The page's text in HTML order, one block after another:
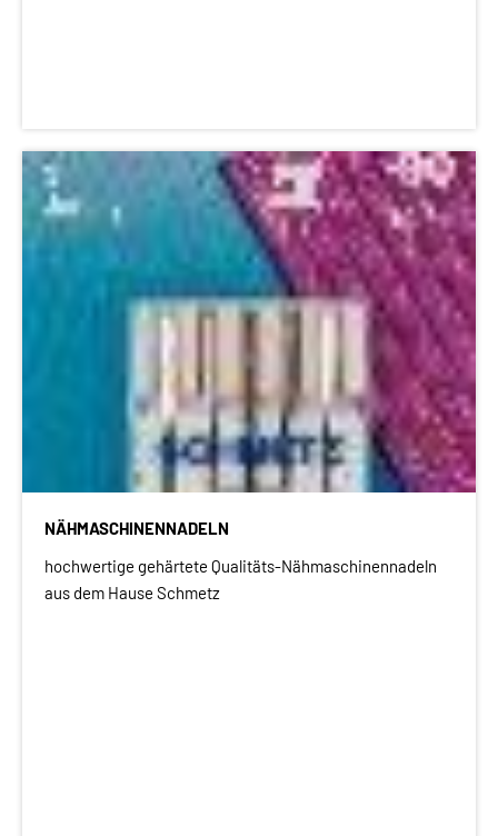
NÄHMASCHINENNADELN
hochwertige gehärtete Qualitäts-Nähmaschinennadeln
aus dem Hause Schmetz